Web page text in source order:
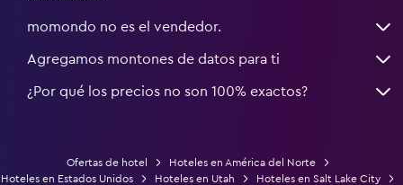
momondo no es el vendedor.
Agregamos montones de datos para ti
¿Por qué los precios no son 100% exactos?
Ofertas de hotel
Hoteles en América del Norte
Hoteles en Estados Unidos
Hoteles en Utah
Hoteles en Salt Lake City